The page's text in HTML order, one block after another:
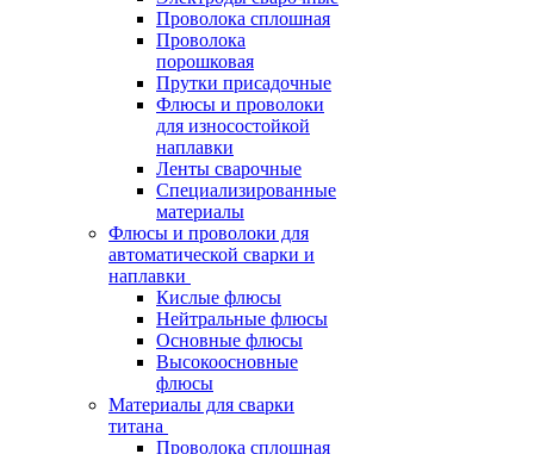
Проволока сплошная
Проволока
порошковая
Прутки присадочные
Флюсы и проволоки
для износостойкой
наплавки
Ленты сварочные
Специализированные
материалы
Флюсы и проволоки для
автоматической сварки и
наплавки
Кислые флюсы
Нейтральные флюсы
Основные флюсы
Высокоосновные
флюсы
Материалы для сварки
титана
Проволока сплошная